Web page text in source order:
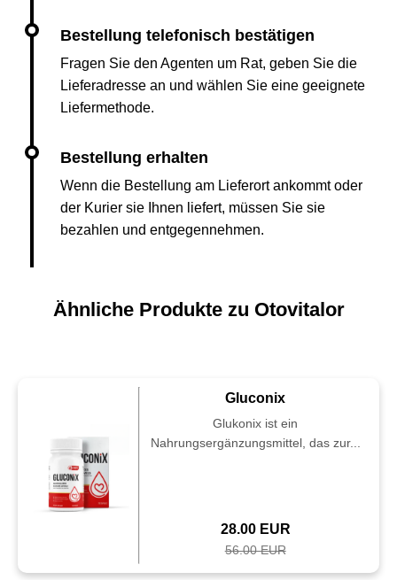
Fragen Sie den Agenten um Rat, geben Sie die
Lieferadresse an und wählen Sie eine geeignete
Liefermethode.
Wenn die Bestellung am Lieferort ankommt oder
der Kurier sie Ihnen liefert, müssen Sie sie
bezahlen und entgegennehmen.
Ähnliche Produkte zu Otovitalor
Gluconix
Glukonix ist ein
Nahrungsergänzungsmittel, das zur...
28.00 EUR
56.00 EUR